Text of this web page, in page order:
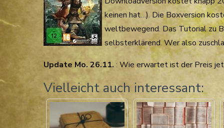
keinen hat…). Die Boxversion
weltbewegend. Das Tutorial zu
selbsterklärend. Wer also
Update Mo. 26.11. : Wie erwartet ist der Preis
Vielleicht auch interessant: